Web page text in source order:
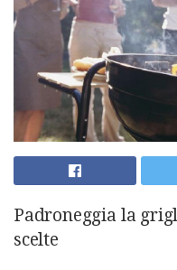
Padroneggia la
scelte